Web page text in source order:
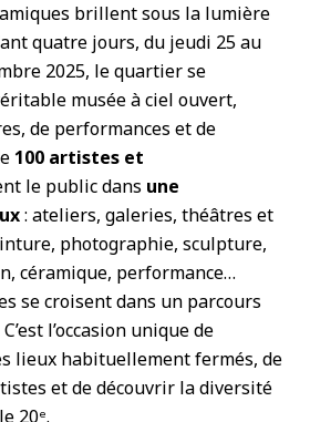
brillent sous la lumière
quatre jours, du jeudi 25 au
2025, le quartier se
musée à ciel ouvert,
de performances et de
100 artistes et
le public dans une
: ateliers, galeries, théâtres et
photographie, sculpture,
céramique, performance…
se croisent dans un parcours
l’occasion unique de
lieux habituellement fermés, de
et de découvrir la diversité
20ᵉ.